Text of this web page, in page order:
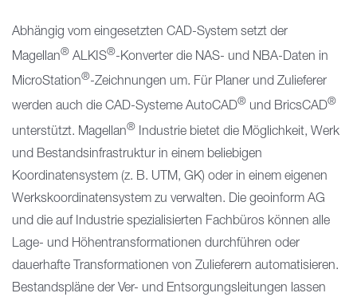
Abhängig vom eingesetzten CAD-System setzt der
Magellan® ALKIS®-Konverter die NAS- und NBA-Daten in
MicroStation®-Zeichnungen um. Für Planer und Zulieferer
werden auch die CAD-Systeme AutoCAD® und BricsCAD®
unterstützt. Magellan® Industrie bietet die Möglichkeit, Werk
und Bestandsinfrastruktur in einem beliebigen
Koordinatensystem (z. B. UTM, GK) oder in einem eigenen
Werkskoordinatensystem zu verwalten. Die geoinform AG
und die auf Industrie spezialisierten Fachbüros können alle
Lage- und Höhentransformationen durchführen oder
dauerhafte Transformationen von Zulieferern automatisieren.
Bestandspläne der Ver- und Entsorgungsleitungen lassen